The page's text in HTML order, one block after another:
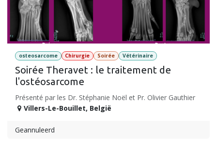
osteosarcome Chirurgie Soirée Vétérinaire
Soirée Theravet : le traitement de
l'ostéosarcome
Présenté par les Dr. Stéphanie Noël et Pr. Olivier Gauthier
Villers-Le-Bouillet, België
Geannuleerd